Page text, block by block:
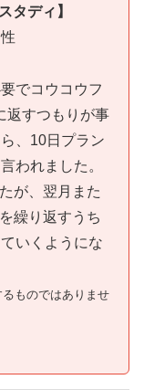
タディ】
でコウコウフ
返すつもりが事
、10日プラン
われました。
が、翌月また
繰り返すうち
いくようにな
ものではありませ